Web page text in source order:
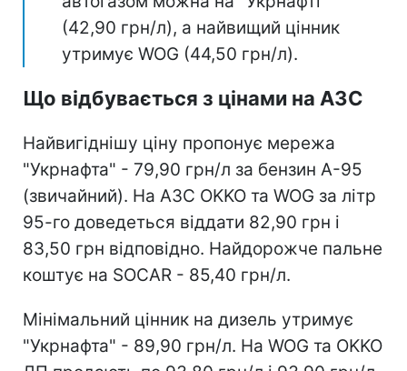
(42,90 грн/л), а найвищий цінник
утримує WOG (44,50 грн/л).
Що відбувається з цінами на АЗС
Найвигіднішу ціну пропонує мережа
"Укрнафта" - 79,90 грн/л за бензин А-95
(звичайний). На АЗС OKKO та WOG за літр
95-го доведеться віддати 82,90 грн і
83,50 грн відповідно. Найдорожче пальне
коштує на SOCAR - 85,40 грн/л.
Мінімальний цінник на дизель утримує
"Укрнафта" - 89,90 грн/л. На WOG та OKKO